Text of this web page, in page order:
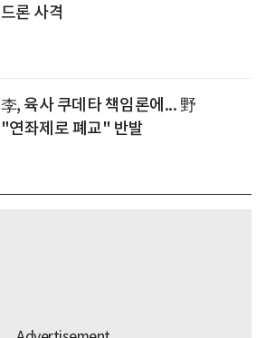
드론 사격
李, 육사 쿠데타 책임론에... 野
"연좌제로 폐교" 반발